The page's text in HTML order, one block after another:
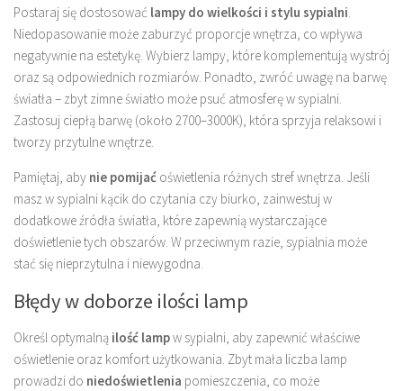
Postaraj się dostosować lampy do wielkości i stylu sypialni
Niedopasowanie może zaburzyć proporcje wnętrza, co wpływa
negatywnie na estetykę. Wybierz lampy, które komplementują wystrój
oraz są odpowiednich rozmiarów. Ponadto, zwróć uwagę na barwę
światła – zbyt zimne światło może psuć atmosferę w sypialni.
Zastosuj ciepłą barwę (około 2700–3000K), która sprzyja relaksowi i
tworzy przytulne wnętrze.
Pamiętaj, aby nie pomijać oświetlenia różnych stref wnętrza. Jeśli
masz w sypialni kącik do czytania czy biurko, zainwestuj w
dodatkowe źródła światła, które zapewnią wystarczające
doświetlenie tych obszarów. W przeciwnym razie, sypialnia może
stać się nieprzytulna i niewygodna.
Błędy w doborze ilości lamp
Określ optymalną ilość lampw sypialni, aby zapewnić właściwe
oświetlenie oraz komfort użytkowania. Zbyt mała liczba lamp
prowadzi do niedoświetlenia pomieszczenia, co może